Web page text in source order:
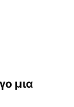
μια